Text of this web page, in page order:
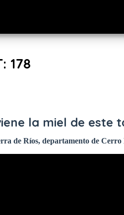
178
la miel de este
de Ríos, departamento de